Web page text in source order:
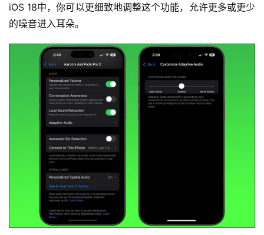
iOS 18中，你可以更细致地调整这个功能，允许更多或更少
的噪音进入耳朵。